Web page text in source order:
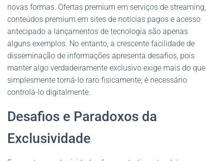
novas formas. Ofertas premium em serviços de streaming,
conteúdos premium em sites de notícias pagos e acesso
antecipado a lançamentos de tecnologia são apenas
alguns exemplos. No entanto, a crescente facilidade de
disseminação de informações apresenta desafios, pois
manter algo verdadeiramente exclusivo exige mais do que
simplesmente torná-lo raro fisicamente; é necessário
controlá-lo digitalmente.
Desafios e Paradoxos da
Exclusividade